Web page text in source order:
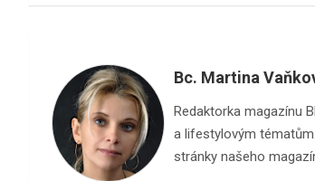
Bc. Martina
Redaktorka magazínu
a lifestylovým
stránky našeho